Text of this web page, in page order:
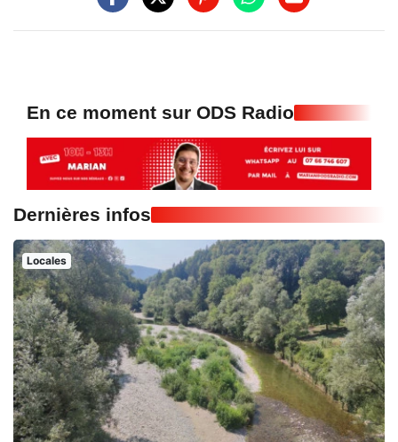
En ce moment sur ODS Radio
Dernières infos
Locales